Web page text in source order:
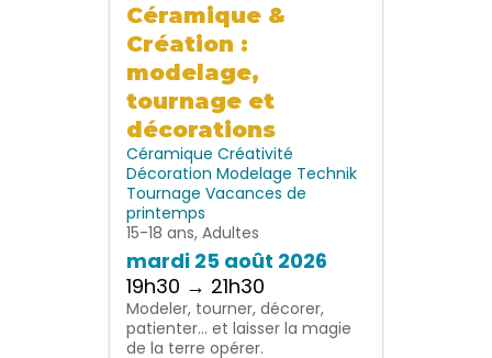
Céramique &
Création :
modelage,
tournage et
décorations
Céramique Créativité
Décoration Modelage Technik
Tournage Vacances de
printemps
15-18 ans, Adultes
mardi 25 août 2026
19h30 → 21h30
Modeler, tourner, décorer,
patienter… et laisser la magie
de la terre opérer.